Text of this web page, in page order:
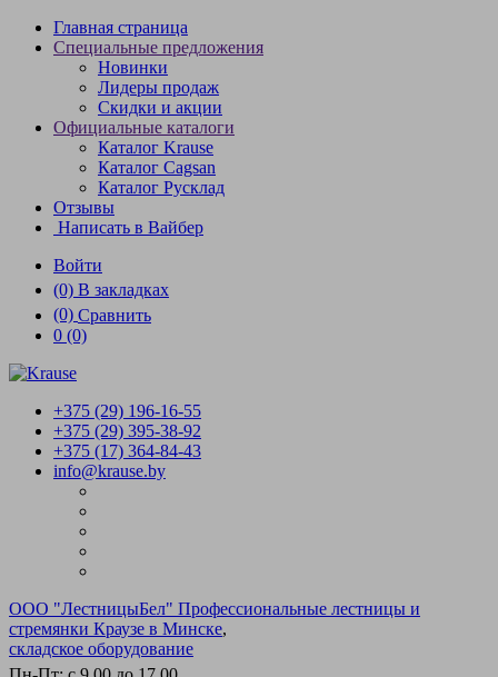
Главная страница
Специальные предложения
Новинки
Лидеры продаж
Скидки и акции
Официальные каталоги
Каталог Krause
Каталог Cagsan
Каталог Русклад
Отзывы
Написать в Вайбер
Войти
(0) В закладках
(0) Сравнить
0 (0)
+375 (29) 196-16-55
+375 (29) 395-38-92
+375 (17) 364-84-43
info@krause.by
ООО "ЛестницыБел" Профессиональные лестницы и
стремянки Краузе в Минске,
складское оборудование